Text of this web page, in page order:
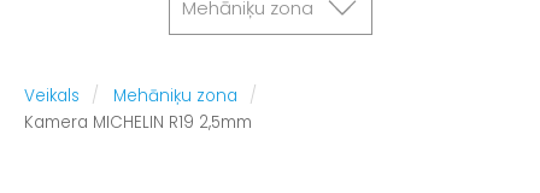
Mehāniķu zona
Veikals
Mehāniķu zona
Kamera MICHELIN R19 2,5mm